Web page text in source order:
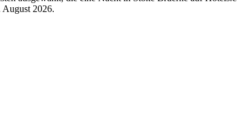
August 2026.